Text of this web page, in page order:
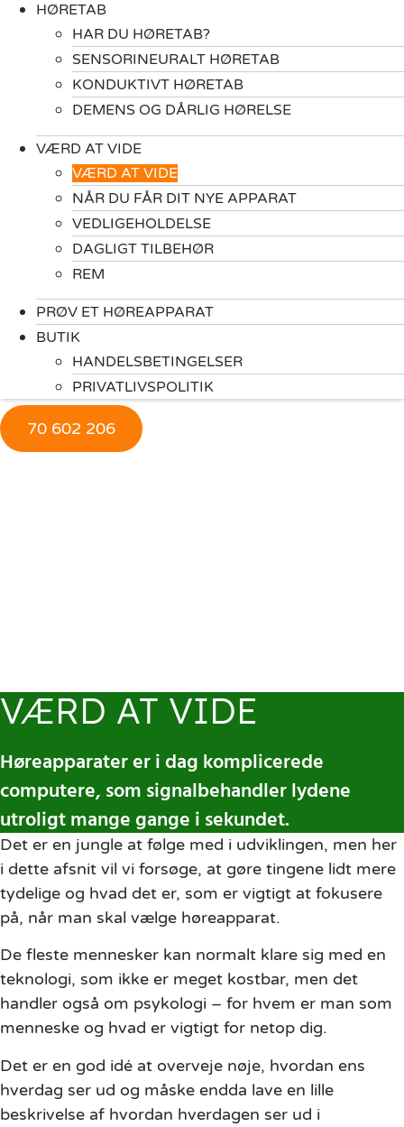
HØRETAB
HAR DU HØRETAB?
SENSORINEURALT HØRETAB
KONDUKTIVT HØRETAB
DEMENS OG DÅRLIG HØRELSE
VÆRD AT VIDE
VÆRD AT VIDE
NÅR DU FÅR DIT NYE APPARAT
VEDLIGEHOLDELSE
DAGLIGT TILBEHØR
REM
PRØV ET HØREAPPARAT
BUTIK
HANDELSBETINGELSER
PRIVATLIVSPOLITIK
70 602 206
VÆRD AT VIDE
Høreapparater er i dag komplicerede
computere, som signalbehandler lydene
utroligt mange gange i sekundet.
Det er en jungle at følge med i udviklingen, men her
i dette afsnit vil vi forsøge, at gøre tingene lidt mere
tydelige og hvad det er, som er vigtigt at fokusere
på, når man skal vælge høreapparat.
De fleste mennesker kan normalt klare sig med en
teknologi, som ikke er meget kostbar, men det
handler også om psykologi – for hvem er man som
menneske og hvad er vigtigt for netop dig.
Det er en god idé at overveje nøje, hvordan ens
hverdag ser ud og måske endda lave en lille
beskrivelse af hvordan hverdagen ser ud i